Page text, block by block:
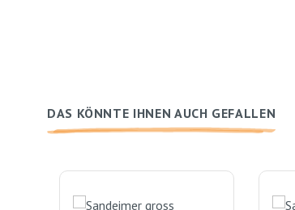
DAS KÖNNTE IHNEN AUCH GEFALLEN